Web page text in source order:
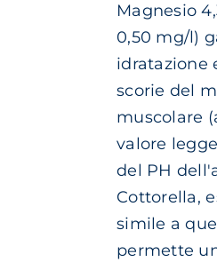
Magnesio
0,50 mg/l)
idratazione
scorie del
muscolare
valore
del PH
Cottorella,
simile a
permette